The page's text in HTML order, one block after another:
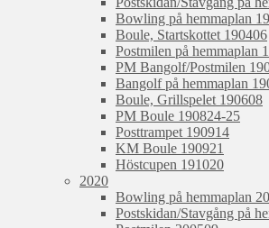
Bowling på hemmaplan
Boule, Startskottet 190406
Postmilen på hemmaplan
PM Bangolf/Postmilen
Bangolf på hemmaplan
Boule, Grillspelet 190608
PM Boule 190824-25
Posttrampet 190914
KM Boule 190921
Höstcupen 191020
2020
Bowling på hemmaplan
Postskidan/Stavgång på